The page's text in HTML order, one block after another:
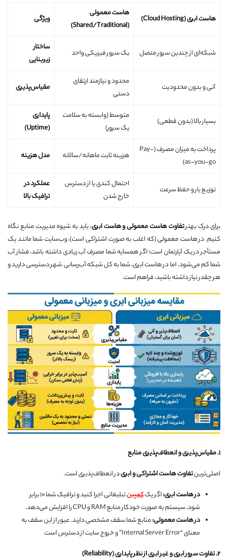
هاست ابری(Cloud Hosting)
هاست معمولی
(Shared/Traditional)
ویژگی
شبکه‌ای از چندین سرور متصل یک سرور فیزیکی واحد
ساختار
زیربنایی
آنی و بدون محدودیت
محدود و نیازمند ارتقای
دستی
مقیاس‌پذیری
بسیار بالا (بدون قطعی)
متوسط (وابسته به سلامت
یک سرور)
پایداری
(Uptime)
پرداخت به میزان مصرف (Pay-
as-you-go)
هزینه ثابت ماهانه/سالانه مدل هزینه
توزیع بار و حفظ سرعت
احتمال کندی یا از دسترس
خارج شدن
عملکرد در
ترافیک بالا
برای درک بهترتفاوت هاست معمولی و هاست ابری، باید به شیوه مدیریت منابع نگاه
کنیم. در هاست معمولی (که اغلب به صورت اشتراکی است)، وب‌سایت شما مانند یک
مستأجر در یک آپارتمان است؛ اگر همسایه شما مصرف آب زیادی داشته باشد، فشار آب
شما کم می‌شود. اما در هاست ابری، شما به کل شبکه آب‌رسانی شهر دسترسی دارید و
هر چقدر نیاز داشته باشید، فراهم است.
۱.مقیاس‌پذیری و انعطاف‌پذیری منابع
اصلی‌ترینتفاوت هاست اشتراکی و ابریدر انعطاف‌پذیری است.
در هاست ابری:اگر یککمپین
تبلیغاتی اجرا کنید و ترافیک شما ۱۰ برابر
شود، سیستم به صورت خودکار منابع RAM و CPU را افزایش می‌دهد.
در هاست معمولی:منابع شما سقف مشخصی دارند. عبور از این سقف به
معنای “Internal Server Error” و خروج سایت از دسترس است.
۲.تفاوت سرور ابری و غیر ابری از نظر پایداری(Reliability)